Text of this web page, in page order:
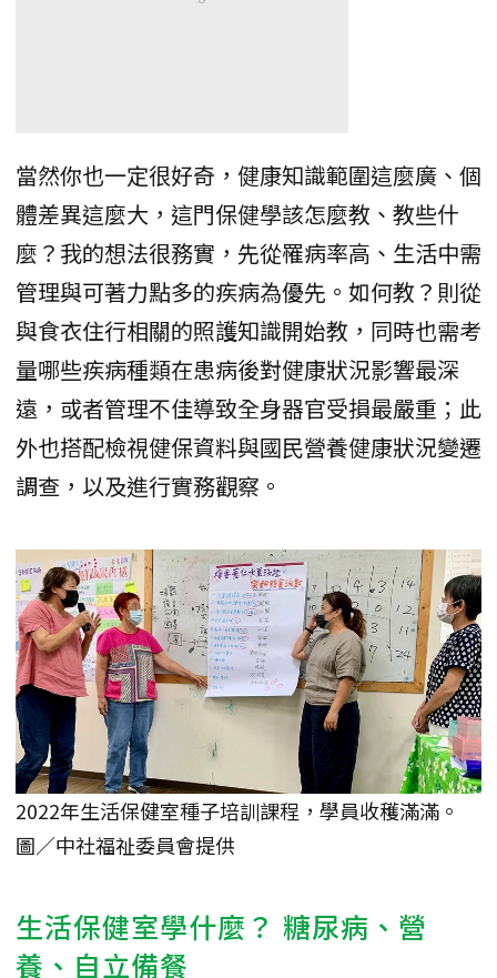
當然你也一定很好奇，健康知識範圍這麼廣、個
體差異這麼大，這門保健學該怎麼教、教些什
麼？我的想法很務實，先從罹病率高、生活中需
管理與可著力點多的疾病為優先。如何教？則從
與食衣住行相關的照護知識開始教，同時也需考
量哪些疾病種類在患病後對健康狀況影響最深
遠，或者管理不佳導致全身器官受損最嚴重；此
外也搭配檢視健保資料與國民營養健康狀況變遷
調查，以及進行實務觀察。
2022年生活保健室種子培訓課程，學員收穫滿滿。
圖／中社福祉委員會提供
生活保健室學什麼？ 糖尿病、營
養、自立備餐